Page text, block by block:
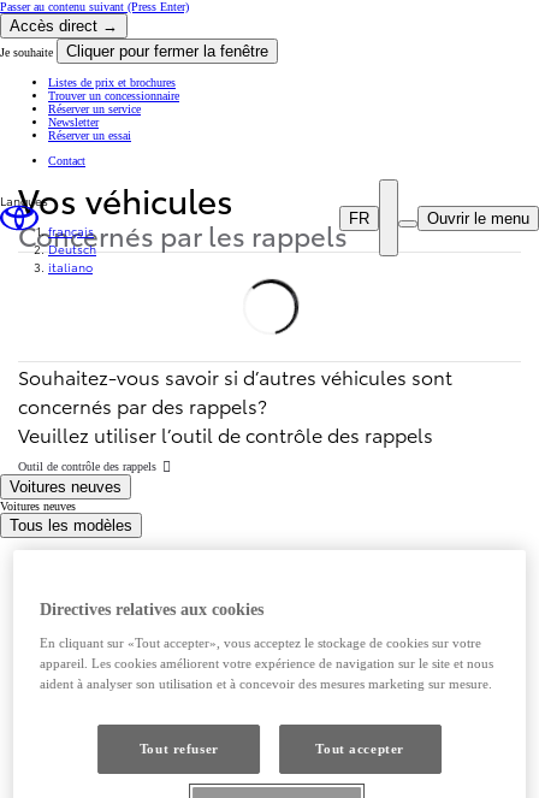
Passer au contenu suivant (Press Enter)
Accès direct →
Je souhaite Cliquer pour fermer la fenêtre
Listes de prix et brochures
Trouver un concessionnaire
Réserver un service
Newsletter
Réserver un essai
Contact
FR
Langues
français
Deutsch
italiano
Ouvrir le menu
Vos véhicules
Concernés par les rappels
Souhaitez-vous savoir si d’autres véhicules sont
concernés par des rappels?
Veuillez utiliser l’outil de contrôle des rappels
Outil de contrôle des rappels
Voitures neuves
Voitures neuves
Tous les modèles
Hilux
Yaris
Toyota C-HR
Prius Plug-in Hybrid
Corolla Touring Sports
Directives relatives aux cookies
En cliquant sur «Tout accepter», vous acceptez le stockage de cookies sur votre
appareil. Les cookies améliorent votre expérience de navigation sur le site et nous
aident à analyser son utilisation et à concevoir des mesures marketing sur mesure.
Tout refuser Tout accepter